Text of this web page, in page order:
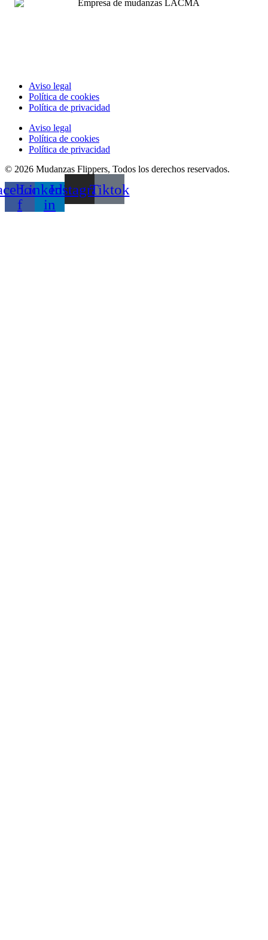
Aviso legal
Política de cookies
Política de privacidad
Aviso legal
Política de cookies
Política de privacidad
© 2026 Mudanzas Flippers, Todos los derechos reservados.
f
Linkedin-
in
InstagramTiktok